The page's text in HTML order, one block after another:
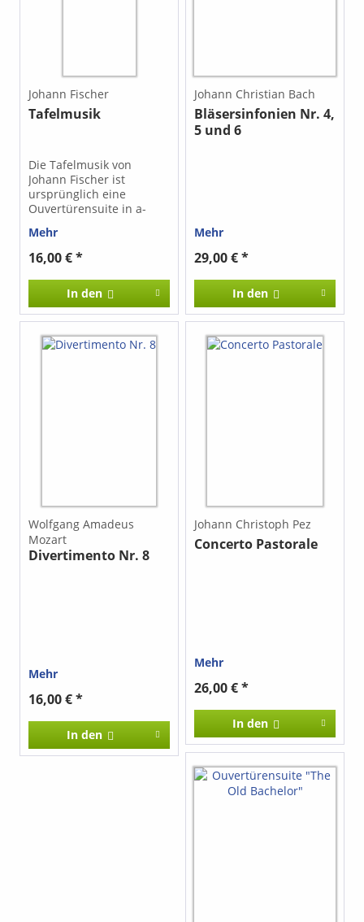
Johann Fischer
Tafelmusik
Die Tafelmusik von
Johann Fischer ist
ursprünglich eine
Ouvertürensuite in a-
Ulrich Herrmann richtete
dieses Werk für
Blockflötenquartett in g-
Moll ein. Inhalt: 1.
Ouvertüre 2. Entrée 3.
Menuet 4. Air 5.
Chaconne 6. Gavotte
Mehr
16,00 € *
In den
Johann Christian Bach
Bläsersinfonien Nr. 4,
5 und 6
Mehr
29,00 € *
In den
Wolfgang Amadeus
Mozart
Divertimento Nr. 8
Mehr
16,00 € *
In den
Johann Christoph Pez
Concerto Pastorale
Mehr
26,00 € *
In den